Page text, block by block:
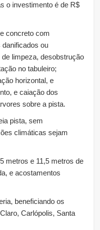
o investimento é de R$
concreto com
ou
limpeza, desobstrução
no tabuleiro;
horizontal, e
e caiação dos
sobre a pista.
pista, sem
climáticas sejam
metros e 11,5 metros de
e acostamentos
beneficiando os
Carlópolis, Santa